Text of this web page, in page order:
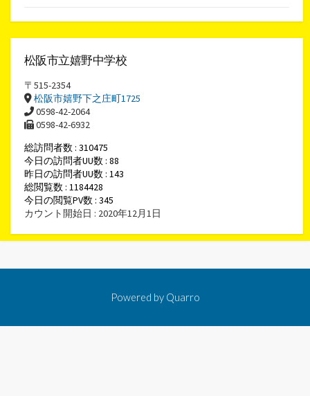
松阪市立嬉野中学校
〒515-2354
松阪市嬉野下之庄町1725
0598-42-2064
0598-42-6932
総訪問者数 : 310475
今日の訪問者UU数 : 88
昨日の訪問者UU数 : 143
総閲覧数 : 1184428
今日の閲覧PV数 : 345
カウント開始日 : 2020年12月1日
Powered by Quarro